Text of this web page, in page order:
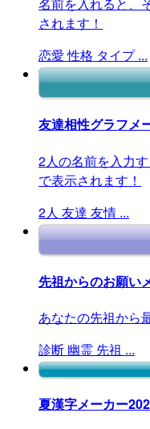
されます！
恋愛 性格 タイプ ...
友達相性グラフメ
2人の名前を入力
で表示されます！
2人 友達 友情 ...
先祖からのお願い
あなたの先祖から
診断 幽霊 先祖 ...
夏漢字メーカー